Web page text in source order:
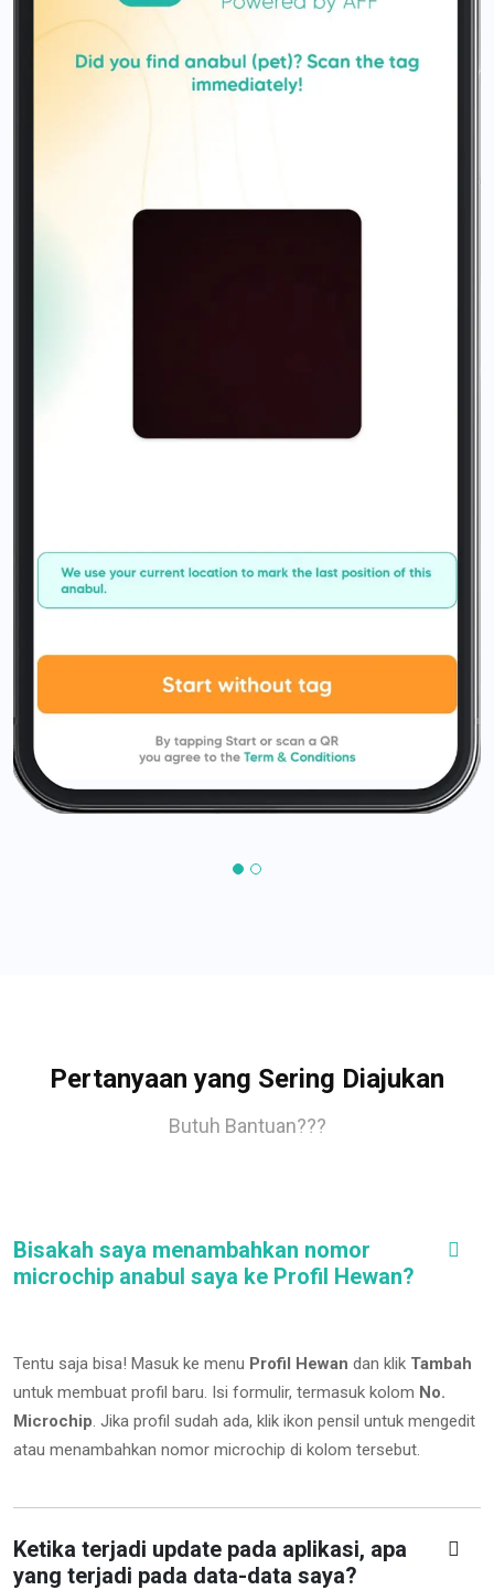
Pertanyaan yang Sering Diajukan
Butuh Bantuan???
Bisakah saya menambahkan nomor
microchip anabul saya ke Profil Hewan?
Tentu saja bisa! Masuk ke menu Profil Hewan dan klik Tambah
untuk membuat profil baru. Isi formulir, termasuk kolom No.
Microchip. Jika profil sudah ada, klik ikon pensil untuk mengedit
atau menambahkan nomor microchip di kolom tersebut.
Ketika terjadi update pada aplikasi, apa
yang terjadi pada data-data saya?